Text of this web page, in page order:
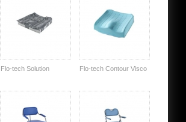
Flo-tech Solution Flo-tech Contour Visco